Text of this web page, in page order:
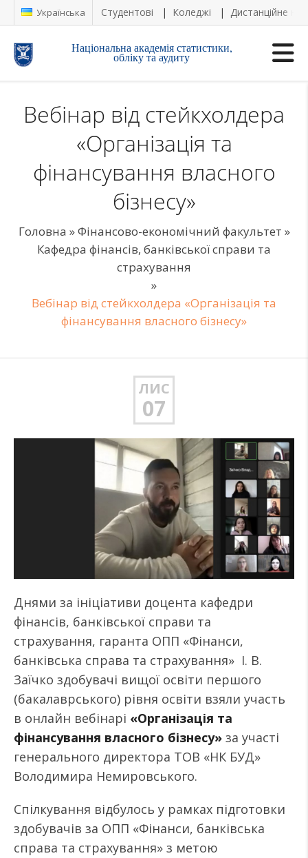
Українська Студентові Коледжі Дистанційне
Національна академія статистики,
обліку та аудиту
Вебінар від стейкхолдера
«Організація та
фінансування власного
бізнесу»
Головна »Фінансово-економічний факультет »
Кафедра фінансів, банківської справи та
страхування
»
Вебінар від стейкхолдера «Організація та
фінансування власного бізнесу»
ЛИС
07
Днями за ініціативи доцента кафедри
фінансів, банківської справи та
страхування, гаранта ОПП «Фінанси,
банківська справа та страхування» І. В.
Заїчко здобувачі вищої освіти першого
(бакалаврського) рівня освіти взяли участь
в онлайн вебінарі «Організація та
фінансування власного бізнесу» за участі
генерального директора ТОВ «НК БУД»
Володимира Немировського.
Спілкування відбулось у рамках підготовки
здобувачів за ОПП «Фінанси, банківська
справа та страхування» з метою